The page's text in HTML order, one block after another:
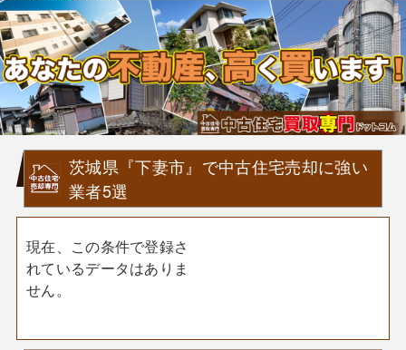
茨城県『下妻市』で中古住宅売却に強い
業者5選
現在、この条件で登録さ
れているデータはありま
せん。